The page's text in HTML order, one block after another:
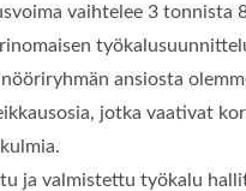
vaihtelee 3 tonnista
ansiosta
jotka vaativat
ja valmistettu työkalu